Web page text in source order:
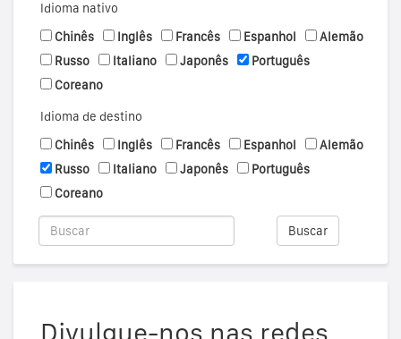
Idioma nativo
Chinês
Inglês Francês Espanhol
Alemão
Russo
Italiano Japonês
Português
Coreano
Idioma de destino
Chinês
Inglês Francês Espanhol
Alemão
Russo
Italiano Japonês
Português
Coreano
Buscar
Divulgue-nos nas redes